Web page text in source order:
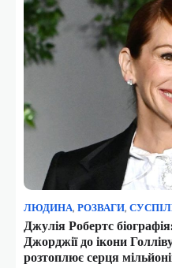
ЛЮДИНА, РОЗВАГИ,
Джулія Робертс
Джорджії до ікони
розтоплює серця